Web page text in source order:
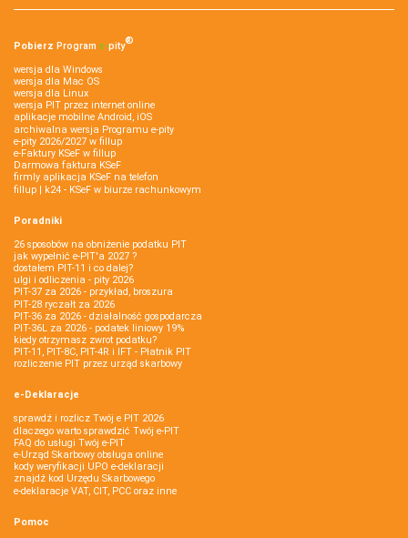
Pobierz Program e‑pity®
wersja dla Windows
wersja dla Mac OS
wersja dla Linux
wersja PIT przez internet online
aplikacje mobilne Android, iOS
archiwalna wersja Programu e-pity
e-pity 2026/2027 w fillup
e‑Faktury KSeF w fillup
Darmowa faktura KSeF
firmly aplikacja KSeF na telefon
fillup | k24 - KSeF w biurze rachunkowym
Poradniki
26 sposobów na obniżenie podatku PIT
jak wypełnić e-PIT'a 2027 ?
dostałem PIT-11 i co dalej?
ulgi i odliczenia - pity 2026
PIT-37 za 2026 - przykład, broszura
PIT-28 ryczałt za 2026
PIT-36 za 2026 - działalność gospodarcza
PIT-36L za 2026 - podatek liniowy 19%
kiedy otrzymasz zwrot podatku?
PIT-11, PIT-8C, PIT-4R i IFT - Płatnik PIT
rozliczenie PIT przez urząd skarbowy
e-Deklaracje
sprawdź i rozlicz Twój e PIT 2026
dlaczego warto sprawdzić Twój e-PIT
FAQ do usługi Twój e-PIT
e-Urząd Skarbowy obsługa online
kody weryfikacji UPO e-deklaracji
znajdź kod Urzędu Skarbowego
e-deklaracje VAT, CIT, PCC oraz inne
Pomoc